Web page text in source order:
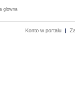
główna
Konto w portalu |